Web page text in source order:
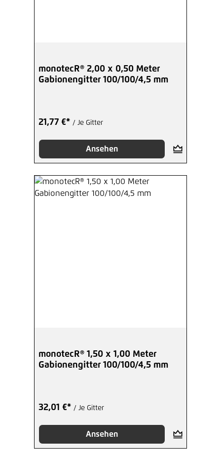
monotecR® 2,00 x 0,50 Meter
Gabionengitter 100/100/4,5 mm
21,77 €* / Je Gitter
Ansehen
monotecR® 1,50 x 1,00 Meter
Gabionengitter 100/100/4,5 mm
32,01 €* / Je Gitter
Ansehen